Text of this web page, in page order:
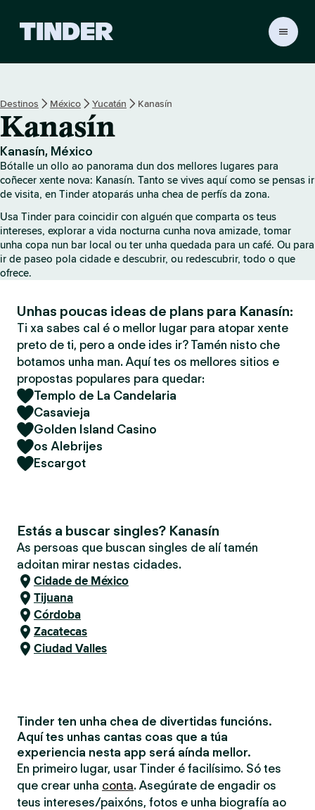
r
e
Destinos México Yucatán Kanasín
Kanasín
Kanasín, México
Bótalle un ollo ao panorama dun dos mellores lugares para
coñecer xente nova: Kanasín. Tanto se vives aquí como se pensas ir
de visita, en Tinder atoparás unha chea de perfís da zona.
Usa Tinder para coincidir con alguén que comparta os teus
intereses, explorar a vida nocturna cunha nova amizade, tomar
unha copa nun bar local ou ter unha quedada para un café. Ou para
ir de paseo pola cidade e descubrir, ou redescubrir, todo o que
ofrece.
Unhas poucas ideas de plans para Kanasín:
Ti xa sabes cal é o mellor lugar para atopar xente
preto de ti, pero a onde ides ir? Tamén nisto che
botamos unha man. Aquí tes os mellores sitios e
propostas populares para quedar:
Templo de La Candelaria
Casavieja
Golden Island Casino
os Alebrijes
Escargot
Estás a buscar singles? Kanasín
As persoas que buscan singles de alí tamén
adoitan mirar nestas cidades.
Cidade de México
Tijuana
Córdoba
Zacatecas
Ciudad Valles
Tinder ten unha chea de divertidas funcións.
Aquí tes unhas cantas coas que a túa
experiencia nesta app será aínda mellor.
En primeiro lugar, usar Tinder é facilísimo. Só tes
que crear unha conta. Asegúrate de engadir os
teus intereses/paixóns, fotos e unha biografía ao